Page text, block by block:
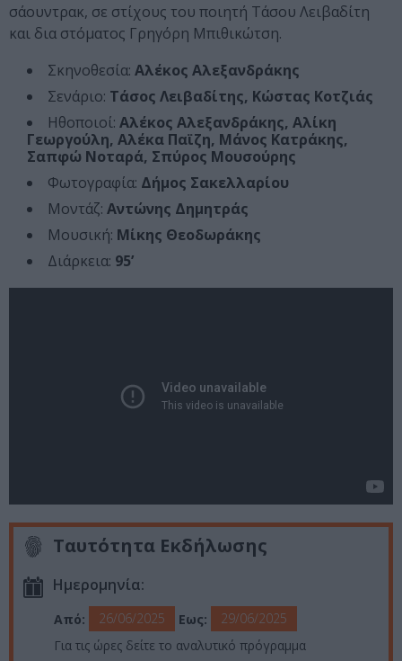
σάουντρακ, σε στίχους του ποιητή Τάσου Λειβαδίτη
και δια στόματος Γρηγόρη Μπιθικώτση.
Σκηνοθεσία: Αλέκος Αλεξανδράκης
Σενάριο: Τάσος Λειβαδίτης, Κώστας Κοτζιάς
Ηθοποιοί: Αλέκος Αλεξανδράκης, Αλίκη
Γεωργούλη, Αλέκα Παϊζη, Μάνος Κατράκης,
Σαπφώ Νοταρά, Σπύρος Μουσούρης
Φωτογραφία: Δήμος Σακελλαρίου
Μοντάζ: Αντώνης Δημητράς
Μουσική: Μίκης Θεοδωράκης
Διάρκεια: 95’
Ταυτότητα Εκδήλωσης
Ημερομηνία:
Από: 26/06/2025 Εως:
29/06/2025
Για τις ώρες δείτε το αναλυτικό πρόγραμμα